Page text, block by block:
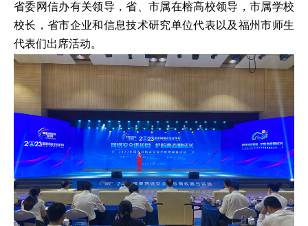
省委网信办有关领导，省、市属在榕高校领导，市属学校
校长，省市企业和信息技术研究单位代表以及福州市师生
代表们出席活动。